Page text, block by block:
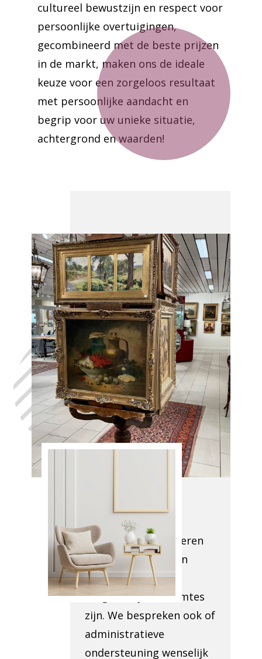
cultureel bewustzijn en respect voor
persoonlijke overtuigingen,
gecombineerd met de beste prijzen
in de markt, maken ons de ideale
keuze voor een zorgeloos resultaat
met persoonlijke aandacht en
begrip voor uw unieke situatie,
achtergrond en waarden!
Laat uw huis
leegmaken
Alsemberg, in
het volste
vertrouwen,
met de hulp
van Antiek
We komen naar uw
locatie om te evalueren
wat er moet worden
opgeruimd en hoe
toegankelijk de ruimtes
zijn. We bespreken ook of
administratieve
ondersteuning wenselijk